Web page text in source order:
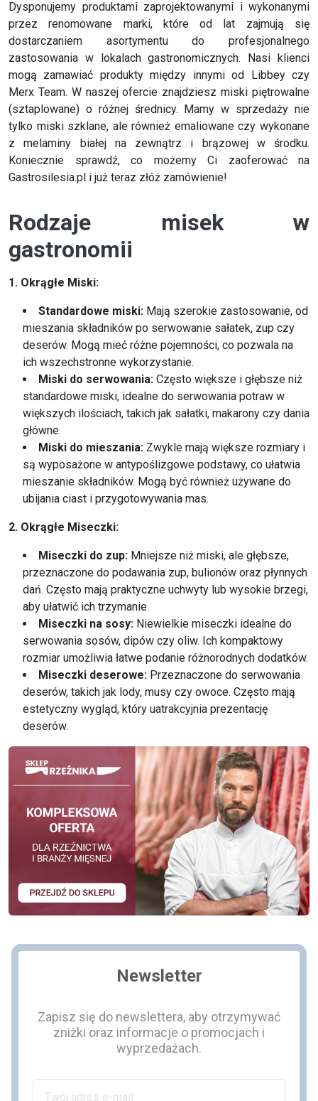
Dysponujemy produktami zaprojektowanymi i wykonanymi
przez renomowane marki, które od lat zajmują się
dostarczaniem asortymentu do profesjonalnego
zastosowania w lokalach gastronomicznych. Nasi klienci
mogą zamawiać produkty między innymi od Libbey czy
Merx Team. W naszej ofercie znajdziesz miski piętrowalne
(sztaplowane) o różnej średnicy. Mamy w sprzedaży nie
tylko miski szklane, ale również emaliowane czy wykonane
z melaminy białej na zewnątrz i brązowej w środku.
Koniecznie sprawdź, co możemy Ci zaoferować na
Gastrosilesia.pl i już teraz złóż zamówienie!
Rodzaje misek w
gastronomii
1. Okrągłe Miski:
Standardowe miski: Mają szerokie zastosowanie, od
mieszania składników po serwowanie sałatek, zup czy
deserów. Mogą mieć różne pojemności, co pozwala na
ich wszechstronne wykorzystanie.
Miski do serwowania: Często większe i głębsze niż
standardowe miski, idealne do serwowania potraw w
większych ilościach, takich jak sałatki, makarony czy dania
główne.
Miski do mieszania: Zwykle mają większe rozmiary i
są wyposażone w antypoślizgowe podstawy, co ułatwia
mieszanie składników. Mogą być również używane do
ubijania ciast i przygotowywania mas.
2. Okrągłe Miseczki:
Miseczki do zup: Mniejsze niż miski, ale głębsze,
przeznaczone do podawania zup, bulionów oraz płynnych
dań. Często mają praktyczne uchwyty lub wysokie brzegi,
aby ułatwić ich trzymanie.
Miseczki na sosy: Niewielkie miseczki idealne do
serwowania sosów, dipów czy oliw. Ich kompaktowy
rozmiar umożliwia łatwe podanie różnorodnych dodatków.
Miseczki deserowe: Przeznaczone do serwowania
deserów, takich jak lody, musy czy owoce. Często mają
estetyczny wygląd, który uatrakcyjnia prezentację
deserów.
Newsletter
Zapisz się do newslettera, aby otrzymywać
zniżki oraz informacje o promocjach i
wyprzedażach.